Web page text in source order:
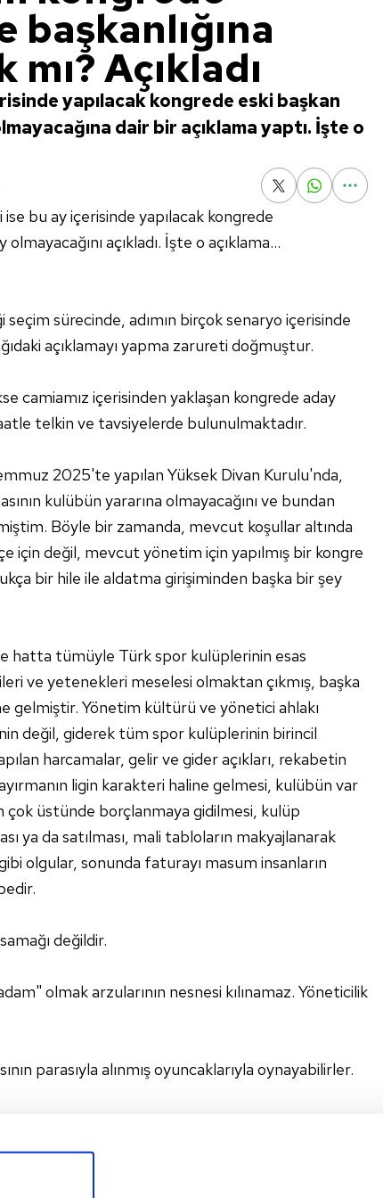
başkanlığına
Açıkladı
yapılacak kongrede eski başkan
dair bir açıklama yaptı. İşte o
ise bu ay içerisinde yapılacak kongrede
olmayacağını açıkladı. İşte o açıklama...
sürecinde, adımın birçok senaryo içerisinde
açıklamayı yapma zarureti doğmuştur.
camiamız içerisinden yaklaşan kongrede aday
telkin ve tavsiyelerde bulunulmaktadır.
2025'te yapılan Yüksek Divan Kurulu'nda,
kulübün yararına olmayacağını ve bundan
Böyle bir zamanda, mevcut koşullar altında
için değil, mevcut yönetim için yapılmış bir kongre
bir hile ile aldatma girişiminden başka bir şey
hatta tümüyle Türk spor kulüplerinin esas
ve yetenekleri meselesi olmaktan çıkmış, başka
gelmiştir. Yönetim kültürü ve yönetici ahlakı
değil, giderek tüm spor kulüplerinin birincil
harcamalar, gelir ve gider açıkları, rekabetin
ligin karakteri haline gelmesi, kulübün var
çok üstünde borçlanmaya gidilmesi, kulüp
ya da satılması, mali tabloların makyajlanarak
olgular, sonunda faturayı masum insanların
değildir.
olmak arzularının nesnesi kılınamaz. Yöneticilik
parasıyla alınmış oyuncaklarıyla oynayabilirler.
onuruyla oyun oynanamaz.
mevcut yönetimin arzusu adına